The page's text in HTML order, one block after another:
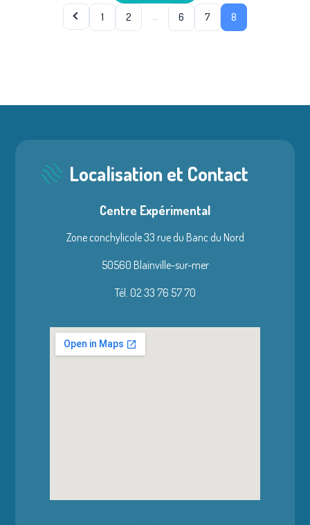
1 2 … 6 7 8
Localisation et Contact
Centre Expérimental
Zone conchylicole 33 rue du Banc du Nord
50560 Blainville-sur-mer
Tél. 02 33 76 57 70